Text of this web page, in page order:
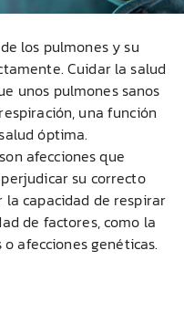
los pulmones y su
Cuidar la salud
unos pulmones sanos
una función
óptima.
son afecciones que
su correcto
capacidad de respirar
de factores, como la
afecciones genéticas.